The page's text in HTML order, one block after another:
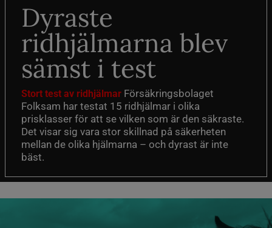
Dyraste
ridhjälmarna blev
sämst i test
Stort test av ridhjälmar Försäkringsbolaget
Folksam har testat 15 ridhjälmar i olika
prisklasser för att se vilken som är den säkraste.
Det visar sig vara stor skillnad på säkerheten
mellan de olika hjälmarna – och dyrast är inte
bäst.